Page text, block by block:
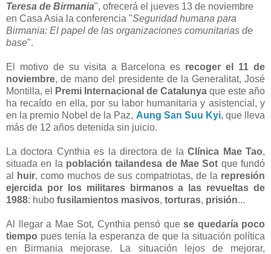
Teresa de Birmania", ofrecerá el jueves 13 de noviembre
en Casa Asia la conferencia "Seguridad humana para
Birmania: El papel de las organizaciones comunitarias de
base".
El motivo de su visita a Barcelona es recoger el 11 de
noviembre, de mano del presidente de la Generalitat, José
Montilla, el
Premi Internacional de Catalunya que este año
ha recaído en ella, por su labor humanitaria y asistencial, y
en la premio Nobel de la Paz, Aung San Suu Kyi, que lleva
más de 12 años detenida sin juicio.
La doctora Cynthia es la directora de laClínica Mae Tao,
situada en la población tailandesa de Mae Sot que fundó
al
huir, como muchos de sus compatriotas, de la represión
ejercida por los militares birmanos a las revueltas de
1988: hubo fusilamientos masivos, torturas, prisión...
Al llegar a Mae Sot, Cynthia pensó que se quedaría poco
tiempo pues tenía la esperanza de que la situación política
en Birmania mejorase. La situación lejos de mejorar,